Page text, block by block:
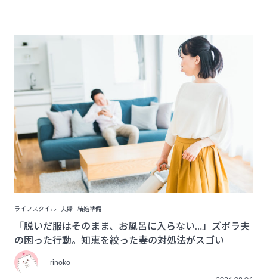
ライフスタイル 夫婦 結婚準備
「脱いだ服はそのまま、お風呂に入らない…」ズボラ夫
の困った行動。知恵を絞った妻の対処法がスゴい
rinoko